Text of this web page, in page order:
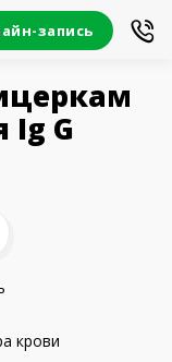
запись
Ig G
крови